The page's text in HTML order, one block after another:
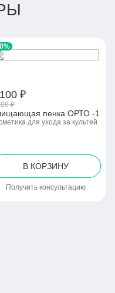
₽
₽
пенка ОРТО -1
для ухода за культей
В КОРЗИНУ
Получить консультацию